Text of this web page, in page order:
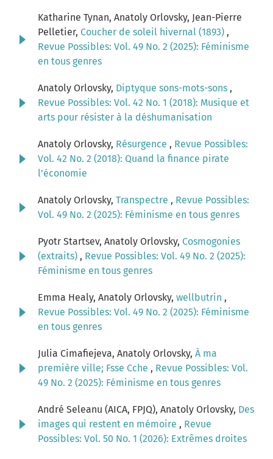
Katharine Tynan, Anatoly Orlovsky, Jean-Pierre
Pelletier, Coucher de soleil hivernal (1893) ,
Revue Possibles: Vol. 49 No. 2 (2025): Féminisme
en tous genres
Anatoly Orlovsky, Diptyque sons-mots-sons ,
Revue Possibles: Vol. 42 No. 1 (2018): Musique et
arts pour résister à la déshumanisation
Anatoly Orlovsky, Résurgence , Revue Possibles:
Vol. 42 No. 2 (2018): Quand la finance pirate
l’économie
Anatoly Orlovsky, Transpectre , Revue Possibles:
Vol. 49 No. 2 (2025): Féminisme en tous genres
Pyotr Startsev, Anatoly Orlovsky, Cosmogonies
(extraits) , Revue Possibles: Vol. 49 No. 2 (2025):
Féminisme en tous genres
Emma Healy, Anatoly Orlovsky, wellbutrin ,
Revue Possibles: Vol. 49 No. 2 (2025): Féminisme
en tous genres
Julia Cimafiejeva, Anatoly Orlovsky, À ma
première ville; Fsse Cche , Revue Possibles: Vol.
49 No. 2 (2025): Féminisme en tous genres
André Seleanu (AICA, FPJQ), Anatoly Orlovsky, Des
images qui restent en mémoire , Revue
Possibles: Vol. 50 No. 1 (2026): Extrêmes droites